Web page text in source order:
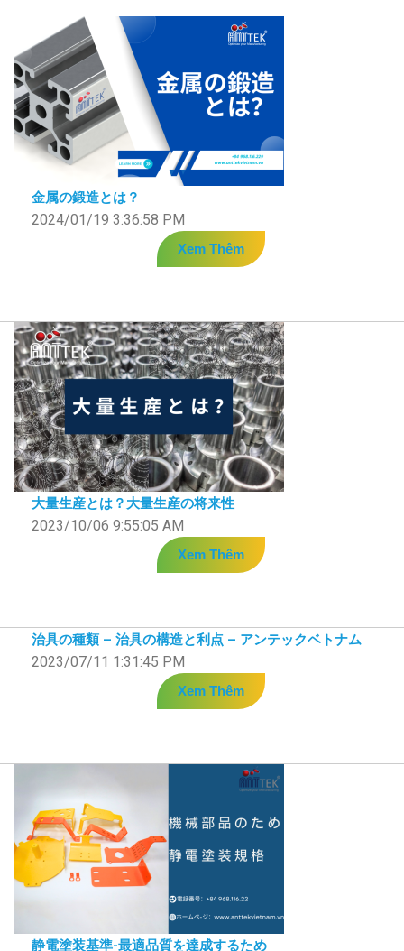
金属の鍛造とは？
2024/01/19 3:36:58 PM
Xem Thêm
大量生産とは？大量生産の将来性
2023/10/06 9:55:05 AM
Xem Thêm
治具の種類 – 治具の構造と利点 – アンテックベトナム
2023/07/11 1:31:45 PM
Xem Thêm
静電塗装基準-最適品質を達成するため